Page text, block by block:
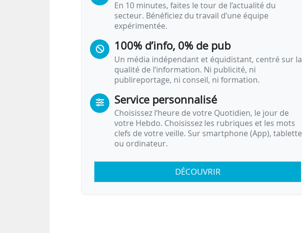
En 10 minutes, faites le tour de l’actualité du
secteur. Bénéficiez du travail d’une équipe
expérimentée.
100% d’info, 0% de pub
Un média indépendant et équidistant, centré sur la
qualité de l’information. Ni publicité, ni
publireportage, ni conseil, ni formation.
Service personnalisé
Choisissez l‘heure de votre Quotidien, le jour de
votre Hebdo. Choisissez les rubriques et les mots
clefs de votre veille. Sur smartphone (App), tablette
ou ordinateur.
DÉCOUVRIR